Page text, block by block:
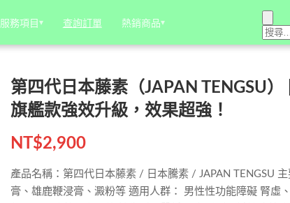
服務項目 ▾ 查詢訂單 熱銷商品▾
服務項目 ▾ 查詢訂單 熱銷商品▾
第四代日本藤素（JAPAN TENGSU）
旗艦款強效升級，效果超強！
NT$2,900
產品名稱：第四代日本藤素 / 日本騰素 / JAPAN TENGSU
膏、雄鹿鞭浸膏、澱粉等 適用人群： 男性性功能障礙 腎虛